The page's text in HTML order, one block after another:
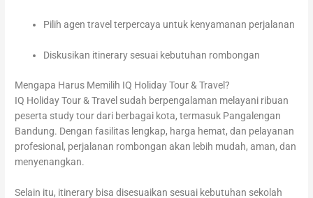
Pilih agen travel terpercaya untuk kenyamanan perjalanan
Diskusikan itinerary sesuai kebutuhan rombongan
Mengapa Harus Memilih IQ Holiday Tour & Travel?
IQ Holiday Tour & Travel sudah berpengalaman melayani ribuan
peserta study tour dari berbagai kota, termasuk Pangalengan
Bandung. Dengan fasilitas lengkap, harga hemat, dan pelayanan
profesional, perjalanan rombongan akan lebih mudah, aman, dan
menyenangkan.
Selain itu, itinerary bisa disesuaikan sesuai kebutuhan sekolah